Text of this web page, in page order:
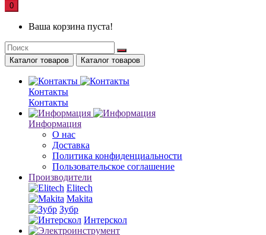
0
Ваша корзина пуста!
Каталог товаров Каталог товаров
Контакты
Контакты
Информация
О нас
Доставка
Политика конфиденциальности
Пользовательское соглашение
Производители
Elitech
Makita
Зубр
Интерскол